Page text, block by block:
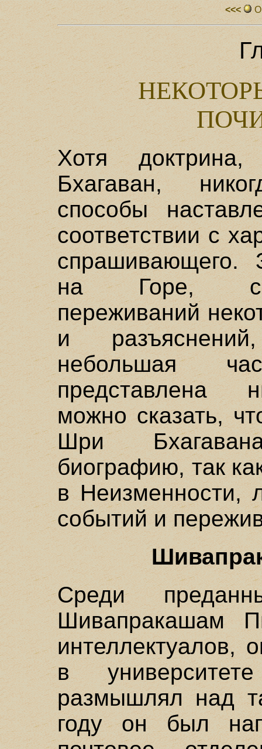
<<<
Хотя
Бхагаван,
способы
соответствии с
спрашивающего.
на Горе,
переживаний
и
небольшая
представлена
можно сказать,
Шри
биографию, так
в Неизменности,
событий и
Среди
Шивапракашам
интеллектуалов,
в
размышлял над
году он был